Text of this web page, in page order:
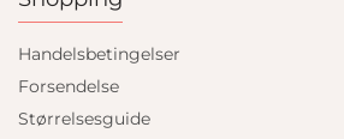
Handelsbetingelser
Forsendelse
Størrelsesguide